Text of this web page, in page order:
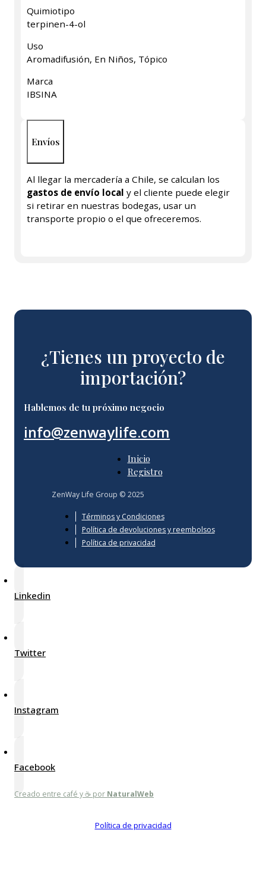
Quimiotipo
terpinen-4-ol
Uso
Aromadifusión, En Niños, Tópico
Marca
IBSINA
Envíos
Al llegar la mercadería a Chile, se calculan los
gastos de envío local y el cliente puede elegir
si retirar en nuestras bodegas, usar un
transporte propio o el que ofreceremos.
¿Tienes un proyecto de
importación?
Hablemos de tu próximo negocio
info@zenwaylife.com
Inicio
Registro
ZenWay Life Group © 2025
Términos y Condiciones
Política de devoluciones y reembolsos
Política de privacidad
Linkedin
Twitter
Instagram
Facebook
Creado entre café y ☕ por NaturalWeb
Política de privacidad